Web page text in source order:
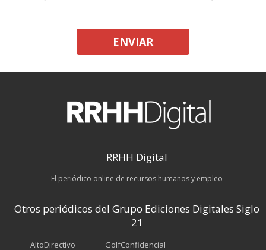
ENVIAR
RRHH Digital
El periódico online de recursos humanos y empleo
Otros periódicos del Grupo Ediciones Digitales Siglo
21
AltoDirectivo GolfConfidencial